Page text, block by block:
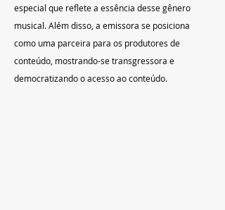
especial que reflete a essência desse gênero
musical. Além disso, a emissora se posiciona
como uma parceira para os produtores de
conteúdo, mostrando-se transgressora e
democratizando o acesso ao conteúdo.